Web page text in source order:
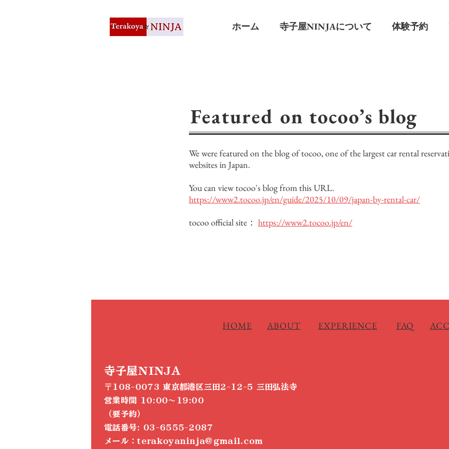
ホーム 寺子屋NINJAについて 体験予約
Featured on tocoo’s blog
We were featured on the blog of tocoo, one of the largest car rental
websites in Japan.
You can view tocoo's blog from this URL.
https://www2.tocoo.jp/en/guide/2025/10/09/japan-by-rental-car/
tocoo official site： https://www2.tocoo.jp/en/
HOME ABOUT EXPERIENCE FAQ
寺子屋NINJA
〒108-0073 東京都港区三田2-12-5 三田弘法寺
営業時間 10:00～19:00
（要予約）
電話番号: 03-6555-2087
メール：terakoyaninja@gmail.com